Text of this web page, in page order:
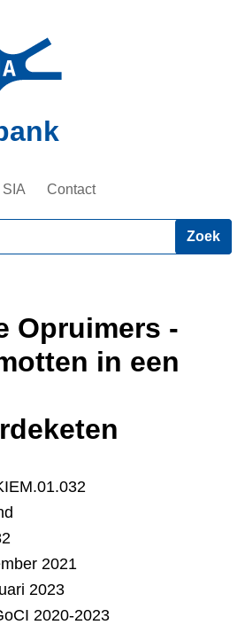
Contact
Opruimers -
in een
2021
2023
2020-2023